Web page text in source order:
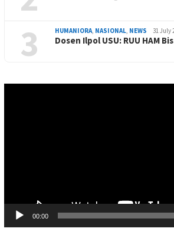
3 HUMANIORA, NASIONAL, NEWS 31 July
Dosen Ilpol USU: RUU HAM
00:00